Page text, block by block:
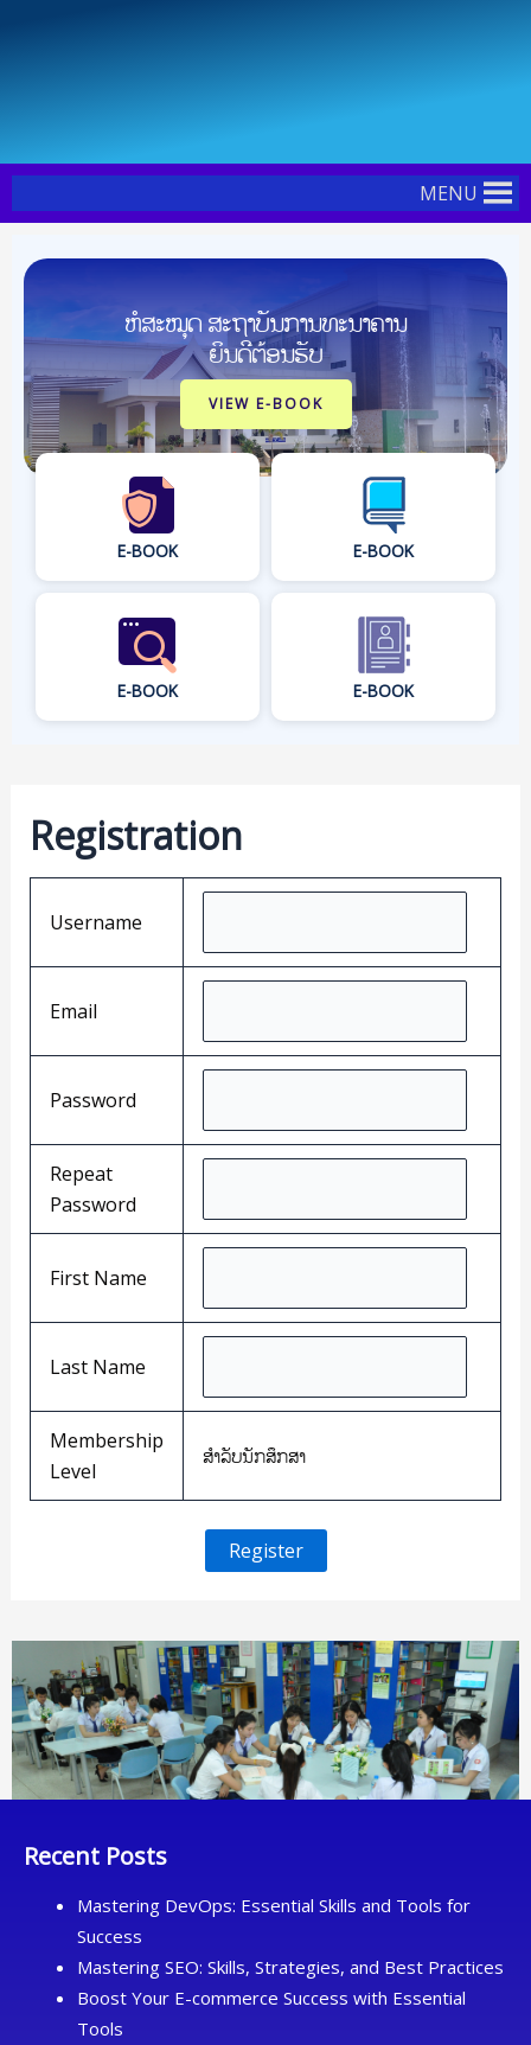
MENU
ຫໍສະໝຸດ ສະຖາບັນການທະນາຄານ
ຍິນດີຕ້ອນຮັບ
VIEW E-BOOK
E-BOOK E-BOOK
E-BOOK E-BOOK
Registration
Username
Email
Password
Repeat
Password
First Name
Last Name
Membership
Level
ສຳລັບນັກສຶກສາ
Recent Posts
Mastering DevOps: Essential Skills and Tools for
Success
Mastering SEO: Skills, Strategies, and Best Practices
Boost Your E-commerce Success with Essential
Tools